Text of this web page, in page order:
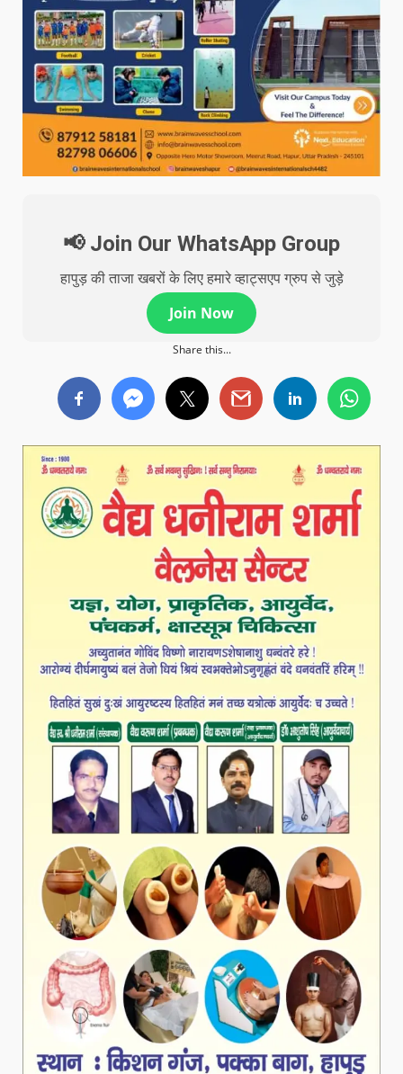
📢 Join Our WhatsApp Group
हापुड़ की ताजा खबरों के लिए हमारे व्हाट्सएप ग्रुप से जुड़े
Join Now
Share this...